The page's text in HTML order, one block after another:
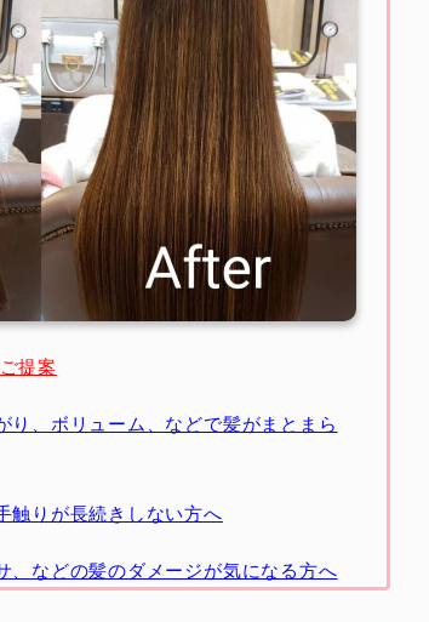
提案
、ボリューム、などで髪がまとまら
りが長続きしない方へ
などの髪のダメージが気になる方へ